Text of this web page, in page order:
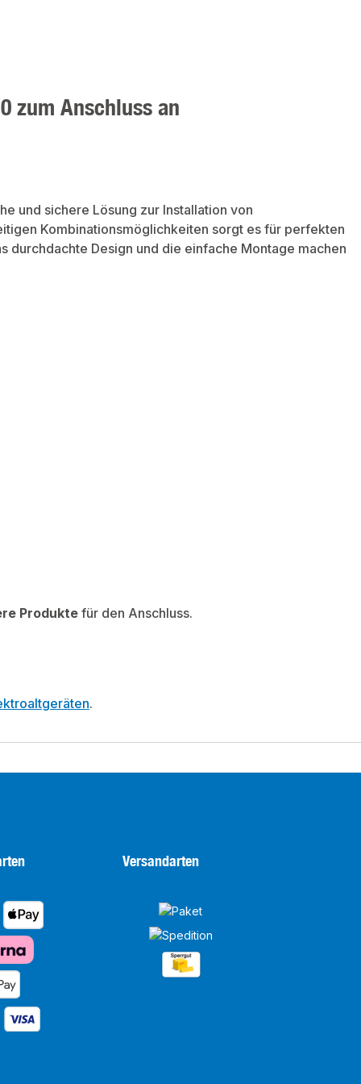
zum Anschluss an
und sichere Lösung zur Installation von
Kombinationsmöglichkeiten sorgt es für perfekten
durchdachte Design und die einfache Montage machen
Produkte für den Anschluss.
.
Versandarten